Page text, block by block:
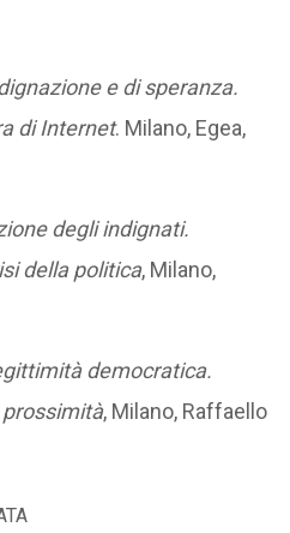
e di speranza.
di Internet. Milano, Egea,
degli indignati.
della politica, Milano,
democratica.
, Milano, Raffaello